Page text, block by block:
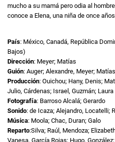
mucho a su mamá pero odia al
conoce a Elena, una niña de once
País: México, Canadá, República
Bajos)
Dirección: Meyer; Matías
Guión: Auger; Alexandre, Meyer; Matías
Producción: Ouichou; Hany, Denis;
Julio, Cárdenas; Israel, Guzmán;
Fotografía: Barroso Alcalá; Gerardo
Sonido: de Icaza; Alejandro, Locatelli;
Música: Moola; Chac, Duran; Galo
Reparto:Silva; Raúl, Mendoza;
Vanesa, García Rojas; Hugo,